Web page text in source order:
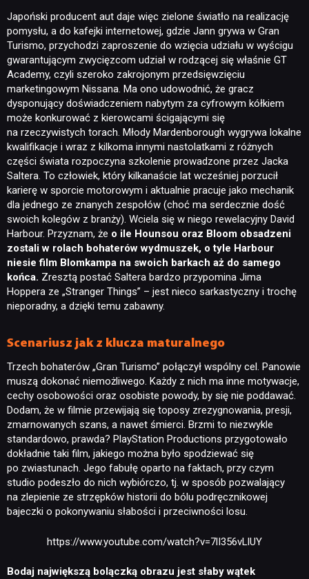
Japoński producent aut daje więc zielone światło na realizację
pomysłu, a do kafejki internetowej, gdzie Jann grywa w Gran
Turismo, przychodzi zaproszenie do wzięcia udziału w wyścigu
gwarantującym zwycięzcom udział w rodzącej się właśnie GT
Academy, czyli szeroko zakrojonym przedsięwzięciu
marketingowym Nissana. Ma ono udowodnić, że gracz
dysponujący doświadczeniem nabytym za cyfrowym kółkiem
może konkurować z kierowcami ścigającymi się
na rzeczywistych torach. Młody Mardenborough wygrywa lokalne
kwalifikacje i wraz z kilkoma innymi nastolatkami z różnych
części świata rozpoczyna szkolenie prowadzone przez Jacka
Saltera. To człowiek, który kilkanaście lat wcześniej porzucił
karierę w sporcie motorowym i aktualnie pracuje jako mechanik
dla jednego ze znanych zespołów (choć ma serdecznie dość
swoich kolegów z branży). Wciela się w niego rewelacyjny David
Harbour. Przyznam, że o ile Hounsou oraz Bloom obsadzeni
zostali w rolach bohaterów wydmuszek, o tyle Harbour
niesie film Blomkampa na swoich barkach aż do samego
końca. Zresztą postać Saltera bardzo przypomina Jima
Hoppera ze „Stranger Things” – jest nieco sarkastyczny i trochę
nieporadny, a dzięki temu zabawny.
Scenariusz jak z klucza maturalnego
Trzech bohaterów „Gran Turismo” połączył wspólny cel. Panowie
muszą dokonać niemożliwego. Każdy z nich ma inne motywacje,
cechy osobowości oraz osobiste powody, by się nie poddawać.
Dodam, że w filmie przewijają się toposy zrezygnowania, presji,
zmarnowanych szans, a nawet śmierci. Brzmi to niezwykle
standardowo, prawda? PlayStation Productions przygotowało
dokładnie taki film, jakiego można było spodziewać się
po zwiastunach. Jego fabułę oparto na faktach, przy czym
studio podeszło do nich wybiórczo, tj. w sposób pozwalający
na zlepienie ze strzępków historii do bólu podręcznikowej
bajeczki o pokonywaniu słabości i przeciwności losu.
https://www.youtube.com/watch?v=7lI356vLlUY
Bodaj największą bolączką obrazu jest słaby wątek